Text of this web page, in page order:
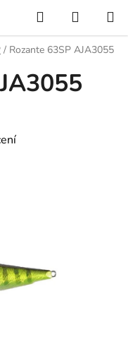
Hledat
KOŠÍK
/ Rozante 63SP AJA3055